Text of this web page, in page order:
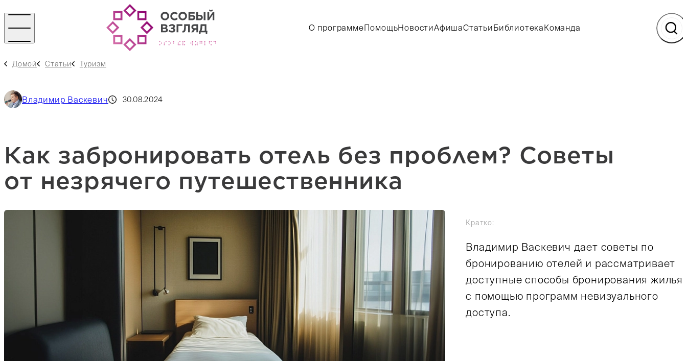
О программеПомощьНовостиАфишаСтатьиБиблиотекаКоманда
Домой Статьи Туризм
Владимир Васкевич 30.08.2024
Как забронировать отель без проблем? Советы
от незрячего путешественника
Кратко:
Владимир Васкевич дает советы по
бронированию отелей и рассматривает
доступные способы бронирования жилья
с помощью программ невизуального
доступа.